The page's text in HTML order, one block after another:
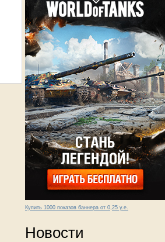
Купить 1000 показов баннера от 0,25 у.е.
Новости